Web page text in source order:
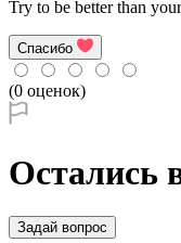
Try to be better than
Спасибо
(0 оценок)
Остались
Задай вопрос